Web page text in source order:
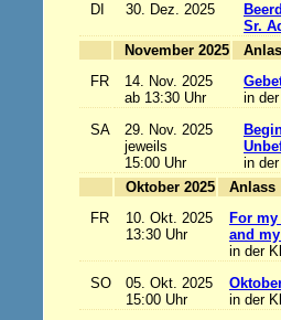
DI
30. Dez. 2025
Sr.
November 2025
FR
14. Nov. 2025
ab 13:30 Uhr
in
SA
29. Nov. 2025
jeweils
15:00 Uhr
in
Oktober 2025
FR
10. Okt. 2025
13:30 Uhr
For
and
in der
SO
05. Okt. 2025
15:00 Uhr
in der